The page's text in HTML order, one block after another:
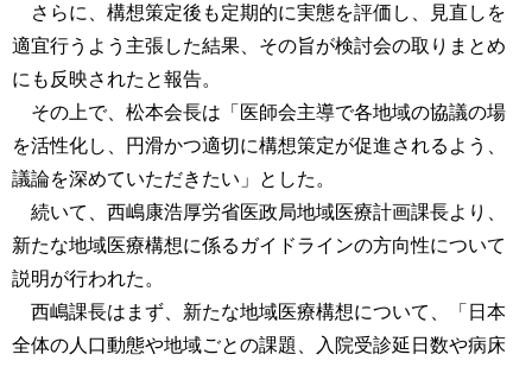
さらに、構想策定後も定期的に実態を評価し、見直しを
適宜行うよう主張した結果、その旨が検討会の取りまとめ
にも反映されたと報告。
その上で、松本会長は「医師会主導で各地域の協議の場
を活性化し、円滑かつ適切に構想策定が促進されるよう、
議論を深めていただきたい」とした。
続いて、西嶋康浩厚労省医政局地域医療計画課長より、
新たな地域医療構想に係るガイドラインの方向性について
説明が行われた。
西嶋課長はまず、新たな地域医療構想について、「日本
全体の人口動態や地域ごとの課題、入院受診延日数や病床